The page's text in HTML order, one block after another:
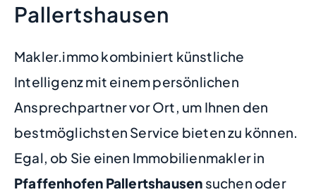
Pallertshausen
Makler.immo kombiniert künstliche
Intelligenz mit einem persönlichen
Ansprechpartner vor Ort, um Ihnen den
bestmöglichsten Service bieten zu können.
Egal, ob Sie einen Immobilienmakler in
Pfaffenhofen Pallertshausen suchen oder